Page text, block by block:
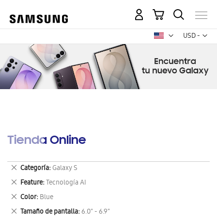
USD -
dólar
Mi carrito
Tienda Online
Categoría Galaxy S
Eliminar
este
artículo
Feature Tecnología AI
Eliminar
este
artículo
Color Blue
Eliminar
este
Tamaño de pantalla 6.0" - 6.9"
Eliminar